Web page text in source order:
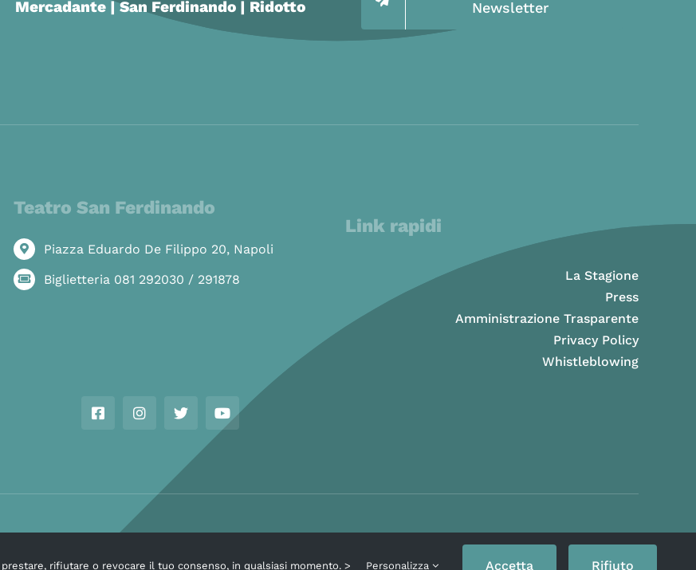
Mercadante | San Ferdinando | Ridotto
Newsletter
Teatro San Ferdinando
Piazza Eduardo De Filippo 20, Napoli
Biglietteria 081 292030 / 291878
Link rapidi
La Stagione
Press
Amministrazione Trasparente
Privacy Policy
Whistleblowing
rifiutare o revocare il tuo consenso, in qualsiasi momento. >
Personalizza Accetta Rifiuto